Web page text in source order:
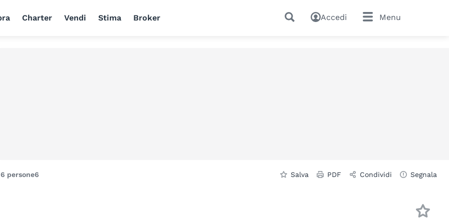
Charter Vendi Stima Broker Accedi Menu
6 persone6 Salva PDF Condividi Segnala